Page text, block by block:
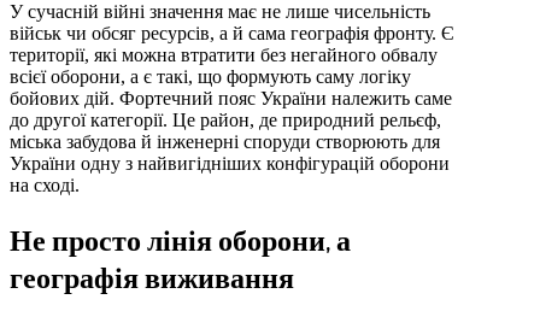
У сучасній війні значення має не лише чисельність
військ чи обсяг ресурсів, а й сама географія фронту. Є
території, які можна втратити без негайного обвалу
всієї оборони, а є такі, що формують саму логіку
бойових дій. Фортечний пояс України належить саме
до другої категорії. Це район, де природний рельєф,
міська забудова й інженерні споруди створюють для
України одну з найвигідніших конфігурацій оборони
на сході.
Не просто лінія оборони, а
географія виживання